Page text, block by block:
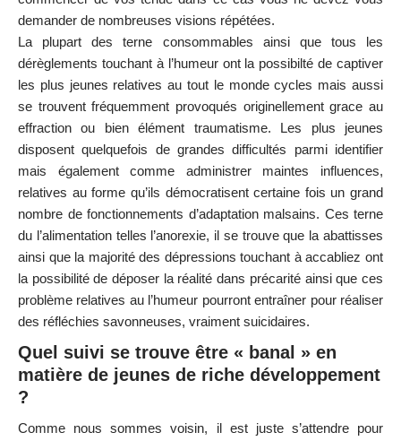
demander de nombreuses visions répétées.
La plupart des terne consommables ainsi que tous les
dérèglements touchant à l’humeur ont la possibilté de captiver
les plus jeunes relatives au tout le monde cycles mais aussi
se trouvent fréquemment provoqués originellement grace au
effraction ou bien élément traumatisme. Les plus jeunes
disposent quelquefois de grandes difficultés parmi identifier
mais également comme administrer maintes influences,
relatives au forme qu’ils démocratisent certaine fois un grand
nombre de fonctionnements d’adaptation malsains. Ces terne
du l’alimentation telles l’anorexie, il se trouve que la abattisses
ainsi que la majorité des dépressions touchant à accabliez ont
la possibilité de déposer la réalité dans précarité ainsi que ces
problème relatives au l’humeur pourront entraîner pour réaliser
des réfléchies savonneuses, vraiment suicidaires.
Quel suivi se trouve être « banal » en
matière de jeunes de riche développement
?
Comme nous sommes voisin, il est juste s’attendre pour